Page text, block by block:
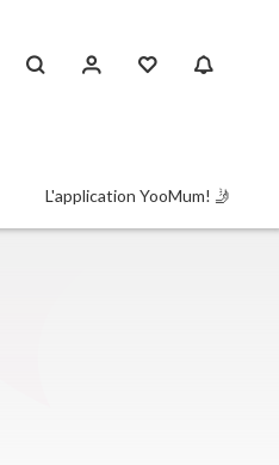
L'application YooMum! 🤳